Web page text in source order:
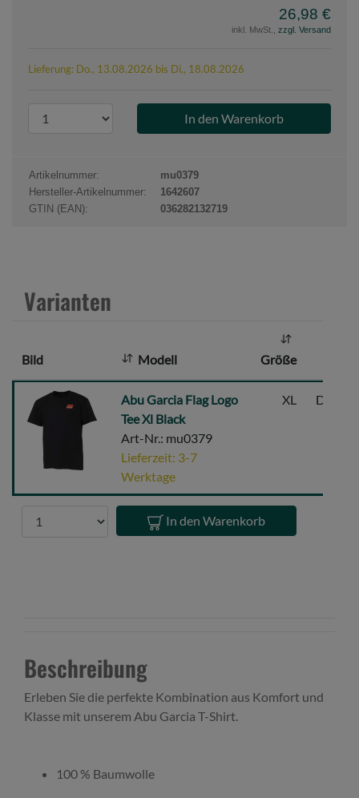
26,98 €
inkl. MwSt., zzgl. Versand
Lieferung: Do., 13.08.2026 bis Di., 18.08.2026
r
d
u
k
a
:
Artikelnummer:
mu0379
Hersteller-Artikelnummer:
1642607
GTIN (EAN):
036282132719
Varianten
Bild Modell Größe
Abu
Garcia
Flag
Xl
Abu Garcia Flag Logo
Tee Xl Black
Art-Nr.: mu0379
Lieferzeit: 3-7
Werktage
XL
In den Warenkorb
Beschreibung
Erleben Sie die perfekte Kombination aus Komfort und
Klasse mit unserem Abu Garcia T-Shirt.
100 % Baumwolle